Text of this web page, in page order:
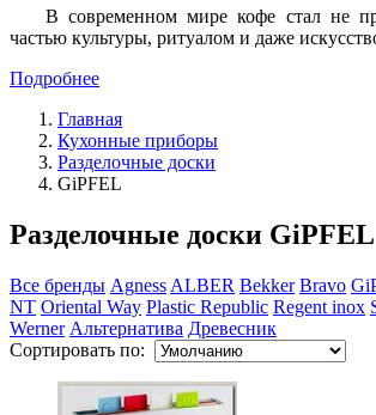
В современном мире кофе стал не
частью культуры, ритуалом и даже
Подробнее
Главная
Кухонные приборы
Разделочные доски
GiPFEL
Разделочные доски GiPFEL
Все бренды Agness ALBER Bekker Bravo
NT Oriental Way Plastic Republic Regent inox
Werner Альтернатива Древесник
Сортировать по: